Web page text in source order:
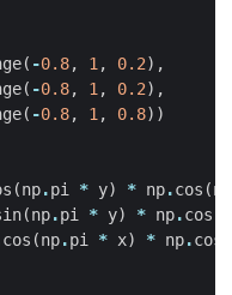
( -0.8, 1, 0.2),
( -0.8, 1, 0.2),
( -0.8, 1, 0.8))
(np.pi * y) * np.cos (np
(np.pi * y) * np.cos
cos (np.pi * x) * np.cos